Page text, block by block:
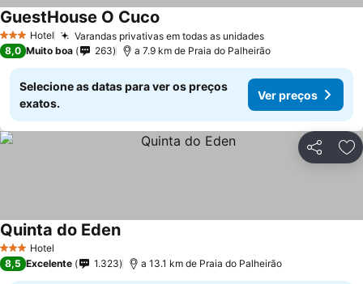
3 EstrelasHotel Varandas privativas em todas as unidades
GuestHouse O Cuco
8,0 Muito boa 263 a 7.9 km de Praia do Palheirão
Selecione as datas para ver os preços
exatos.
Ver preços
Partilhar
3 EstrelasHotel
Quinta do Eden
8,5 Excelente 1.323 a 13.1 km de Praia do Palheirão